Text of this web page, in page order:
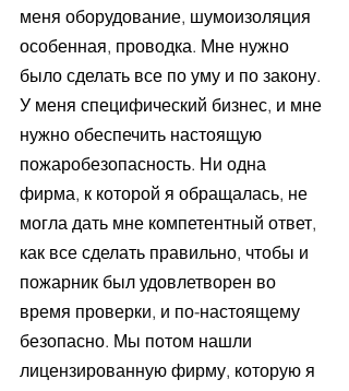
меня оборудование, шумоизоляция
особенная, проводка. Мне нужно
было сделать все по уму и по закону.
У меня специфический бизнес, и мне
нужно обеспечить настоящую
пожаробезопасность. Ни одна
фирма, к которой я обращалась, не
могла дать мне компетентный ответ,
как все сделать правильно, чтобы и
пожарник был удовлетворен во
время проверки, и по-настоящему
безопасно. Мы потом нашли
лицензированную фирму, которую я